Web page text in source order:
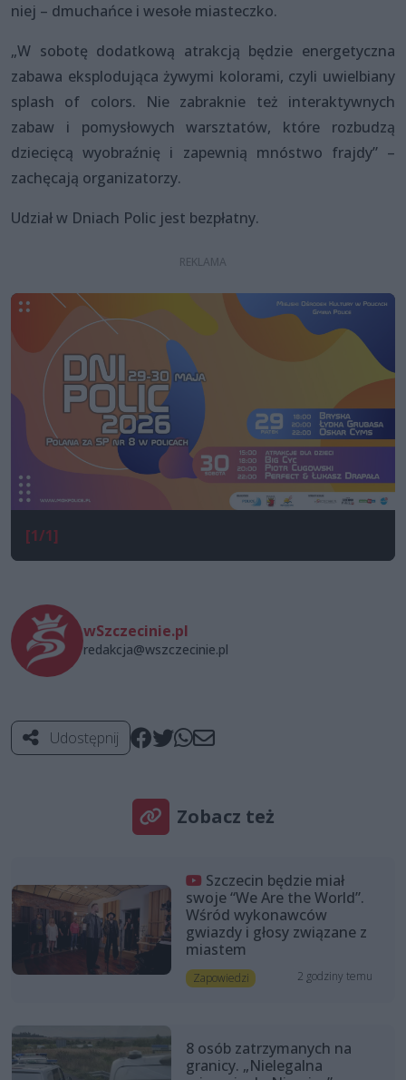
niej – dmuchańce i wesołe miasteczko.
„W sobotę dodatkową atrakcją będzie energetyczna
zabawa eksplodująca żywymi kolorami, czyli uwielbiany
splash of colors. Nie zabraknie też interaktywnych
zabaw i pomysłowych warsztatów, które rozbudzą
dziecięcą wyobraźnię i zapewnią mnóstwo frajdy” –
zachęcają organizatorzy.
Udział w Dniach Polic jest bezpłatny.
[1/1]
wSzczecinie.pl
redakcja@wszczecinie.pl
Udostępnij
Zobacz też
Szczecin będzie miał
swoje “We Are the World”.
Wśród wykonawców
gwiazdy i głosy związane z
miastem
Zapowiedzi 2 godziny temu
8 osób zatrzymanych na
granicy. „Nielegalna